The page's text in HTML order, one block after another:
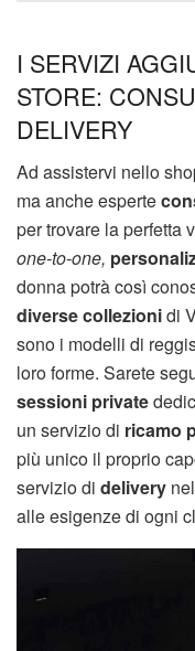
I SERVIZI
STORE:
DELIVERY
Ad assistervi nello
ma anche esperte
per trovare la perfetta
one-to-one,
donna potrà così
diverse collezionidi
sono i modelli di
loro forme. Sarete
sessioni private
un servizio di ricamo
più unico il proprio
servizio di delivery
alle esigenze di ogni